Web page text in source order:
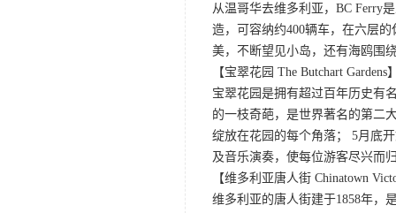
从温哥华去维多利亚，BC Ferry
造，可容纳约400辆车，在六层
美，不断望见小岛，还有海鸥围
【宝翠花园 The Butchart Gardens
宝翠花园是拥有超过百年历史有
的一枝奇葩，是世界著名的第二
绽放在花园的每个角落； 5月底
及音乐演奏，使每位游客尽兴而
【维多利亚唐人街 Chinatown
维多利亚的唐人街建于1858年，